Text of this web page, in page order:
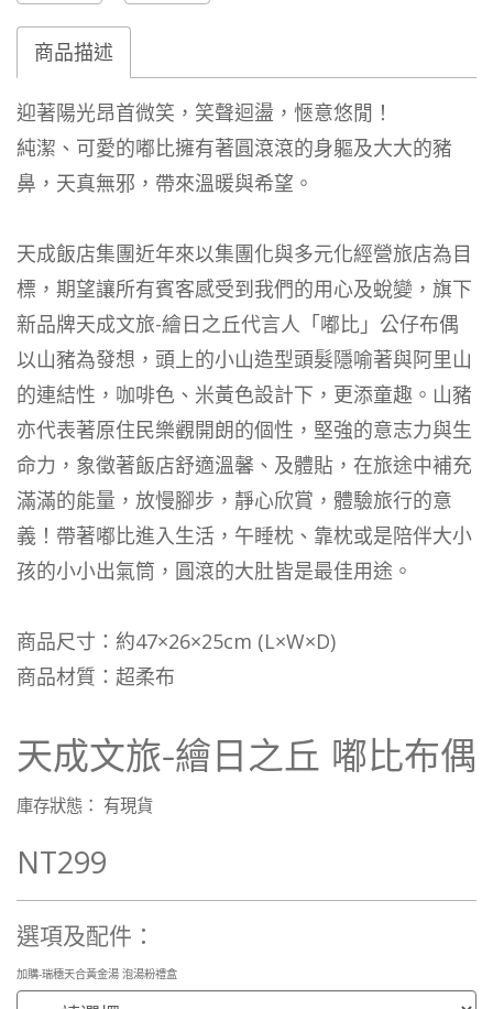
商品描述
迎著陽光昂首微笑，笑聲迴盪，愜意悠閒！
純潔、可愛的嘟比擁有著圓滾滾的身軀及大大的豬
鼻，天真無邪，帶來溫暖與希望。
天成飯店集團近年來以集團化與多元化經營旅店為目
標，期望讓所有賓客感受到我們的用心及蛻變，旗下
新品牌天成文旅-繪日之丘代言人「嘟比」公仔布偶
以山豬為發想，頭上的小山造型頭髮隱喻著與阿里山
的連結性，咖啡色、米黃色設計下，更添童趣。山豬
亦代表著原住民樂觀開朗的個性，堅強的意志力與生
命力，象徵著飯店舒適溫馨、及體貼，在旅途中補充
滿滿的能量，放慢腳步，靜心欣賞，體驗旅行的意
義！帶著嘟比進入生活，午睡枕、靠枕或是陪伴大小
孩的小小出氣筒，圓滾的大肚皆是最佳用途。
商品尺寸：約47×26×25cm (L×W×D)
商品材質：超柔布
天成文旅-繪日之丘 嘟比布偶
庫存狀態： 有現貨
NT299
選項及配件：
加購-瑞穗天合黃金湯 泡湯粉禮盒